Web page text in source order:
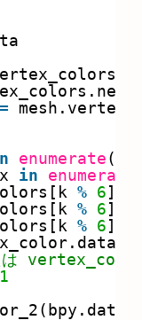
=
enumerate
in enumerate
% 6][
% 6][
% 6][
は
1